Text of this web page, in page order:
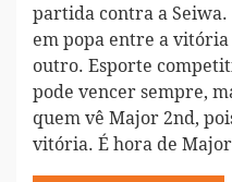
partida contra a Seiwa.
em popa entre a
outro. Esporte
pode vencer sempre,
quem vê Major 2nd,
vitória. É hora de